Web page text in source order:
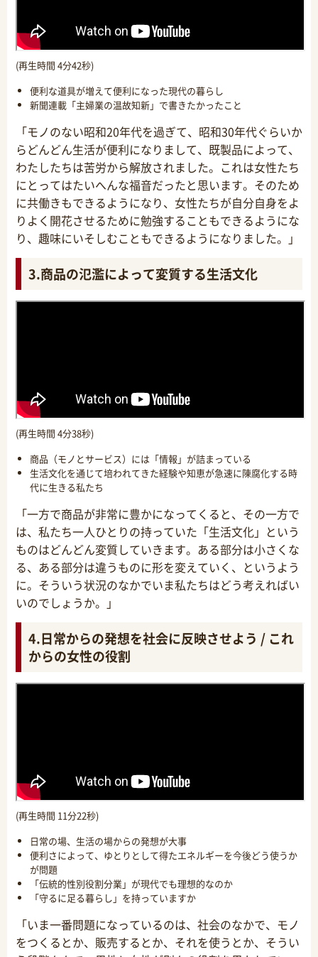
(再生時間 4分42秒)
便利な道具が増えて便利になった現代の暮らし
新聞連載「主婦業の温故知新」で書きたかったこと
「モノのない昭和20年代を過ぎて、昭和30年代ぐらいか
らどんどん生活が便利になりまして、既製品によって、
わたしたちは苦労から解放されました。これは女性たち
にとってはたいへんな福音だったと思います。そのため
に共働きもできるようになり、女性たちが自分自身をよ
りよく開花させるために勉強することもできるようにな
り、趣味にいそしむこともできるようになりました。」
3.商品の氾濫によって変質する生活文化
(再生時間 4分38秒)
商品（モノとサービス）には「情報」が詰まっている
生活文化を通じて培われてきた経験や知恵が急速に陳腐化する時
代に生きる私たち
「一方で商品が非常に豊かになってくると、その一方で
は、私たち一人ひとりの持っていた「生活文化」という
ものはどんどん変質していきます。ある部分は小さくな
る、ある部分は違うものに形を変えていく、というよう
に。そういう状況のなかでいま私たちはどう考えればい
いのでしょうか。」
4.日常からの発想を社会に反映させよう / これ
からの女性の役割
(再生時間 11分22秒)
日常の場、生活の場からの発想が大事
便利さによって、ゆとりとして得たエネルギーを今後どう使うか
が問題
「伝統的性別役割分業」が現代でも理想的なのか
「守るに足る暮らし」を持っていますか
「いま一番問題になっているのは、社会のなかで、モノ
をつくるとか、販売するとか、それを使うとか、そうい